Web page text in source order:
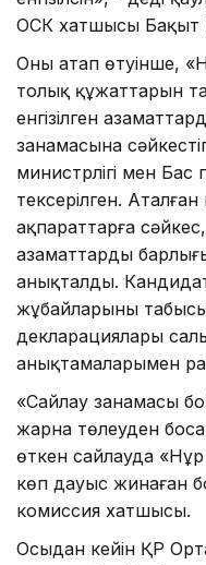
ОСК хатшысы Бақыт
Оның атап өтуінше,
толық құжаттарын
енгізілген
заңнамасына
министрлігі мен
тексерілген.
ақпараттарға
азаматтардың
анықталды.
жұбайларының
декларациялары
анықтамаларымен
«Сайлау заңнамасы
жарна төлеуден
өткен сайлауда
көп дауыс жинаған
комиссия хатшысы.
Осыдан кейін ҚР